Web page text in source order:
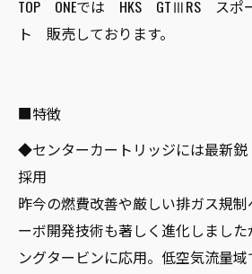
TOP ONEでは HKS GTⅢRS スポ
ト 販売しております。
■特徴
◆センターカートリッジには最新鋭
採用
昨今の燃費改善や厳しい排ガス規
ーボ開発技術も著しく進化しまし
ングタービンに応用。低空気流量